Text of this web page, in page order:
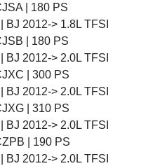
| 180 PS
BJ 2012-> 1.8L TFSI
| 180 PS
BJ 2012-> 2.0L TFSI
| 300 PS
BJ 2012-> 2.0L TFSI
| 310 PS
BJ 2012-> 2.0L TFSI
| 190 PS
BJ 2012-> 2.0L TFSI